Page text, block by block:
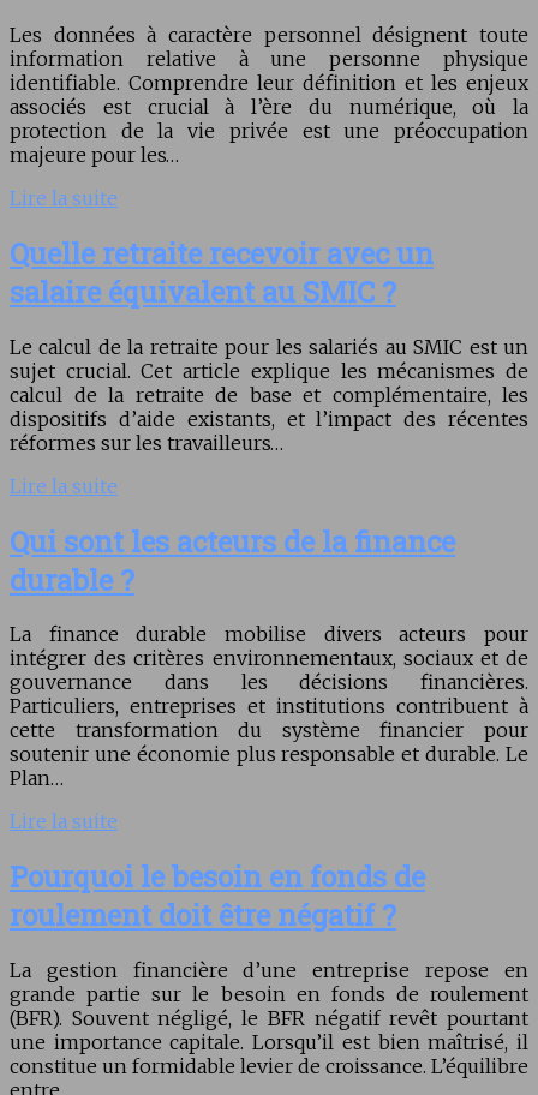
Les données à caractère personnel désignent toute
information relative à une personne physique
identifiable. Comprendre leur définition et les enjeux
associés est crucial à l’ère du numérique, où la
protection de la vie privée est une préoccupation
majeure pour les…
Lire la suite
Quelle retraite recevoir avec un
salaire équivalent au SMIC ?
Le calcul de la retraite pour les salariés au SMIC est un
sujet crucial. Cet article explique les mécanismes de
calcul de la retraite de base et complémentaire, les
dispositifs d’aide existants, et l’impact des récentes
réformes sur les travailleurs…
Lire la suite
Qui sont les acteurs de la finance
durable ?
La finance durable mobilise divers acteurs pour
intégrer des critères environnementaux, sociaux et de
gouvernance dans les décisions financières.
Particuliers, entreprises et institutions contribuent à
cette transformation du système financier pour
soutenir une économie plus responsable et durable. Le
Plan…
Lire la suite
Pourquoi le besoin en fonds de
roulement doit être négatif ?
La gestion financière d’une entreprise repose en
grande partie sur le besoin en fonds de roulement
(BFR). Souvent négligé, le BFR négatif revêt pourtant
une importance capitale. Lorsqu’il est bien maîtrisé, il
constitue un formidable levier de croissance. L’équilibre